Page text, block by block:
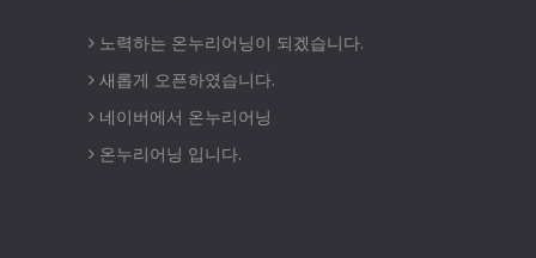
노력하는 온누리어닝이 되겠습니다.
새롭게 오픈하였습니다.
네이버에서 온누리어닝
온누리어닝 입니다.